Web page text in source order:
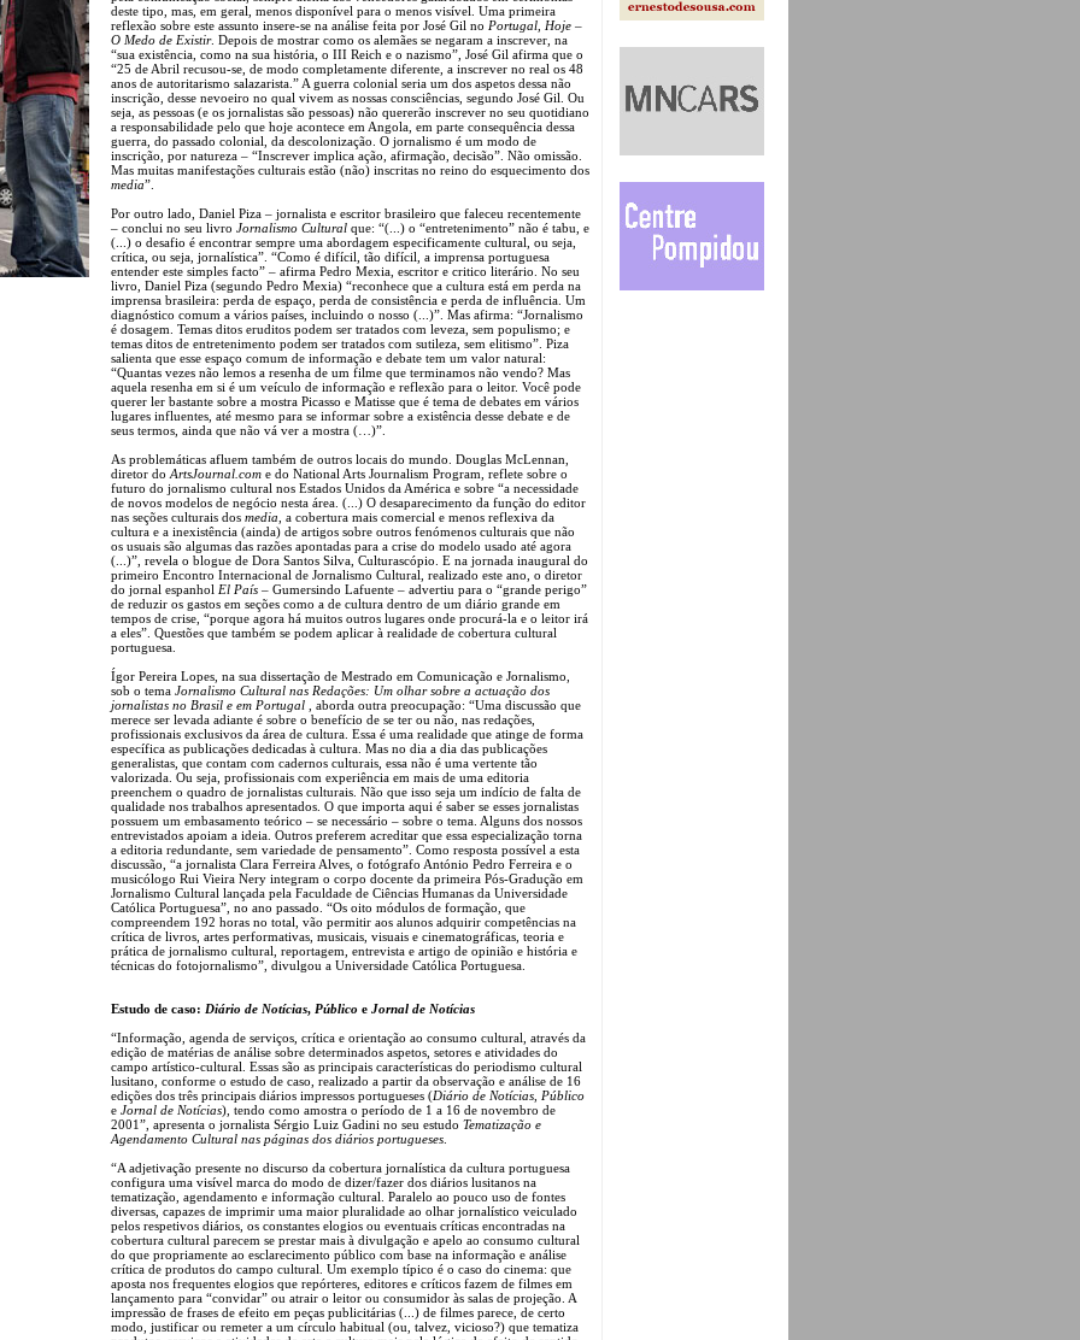
deste tipo, mas, em geral, menos disponível para o menos visível. Uma primeira
reflexão sobre este assunto insere-se na análise feita por José Gil no Portugal, Hoje –
O Medo de Existir. Depois de mostrar como os alemães se negaram a inscrever, na
“sua existência, como na sua história, o III Reich e o nazismo”, José Gil afirma que o
“25 de Abril recusou-se, de modo completamente diferente, a inscrever no real os 48
anos de autoritarismo salazarista.” A guerra colonial seria um dos aspetos dessa não
inscrição, desse nevoeiro no qual vivem as nossas consciências, segundo José Gil. Ou
seja, as pessoas (e os jornalistas são pessoas) não quererão inscrever no seu quotidiano
a responsabilidade pelo que hoje acontece em Angola, em parte consequência dessa
guerra, do passado colonial, da descolonização. O jornalismo é um modo de
inscrição, por natureza – “Inscrever implica ação, afirmação, decisão”. Não omissão.
Mas muitas manifestações culturais estão (não) inscritas no reino do esquecimento dos
media”.
Por outro lado, Daniel Piza – jornalista e escritor brasileiro que faleceu recentemente
– conclui no seu livro Jornalismo Cultural que: “(...) o “entretenimento” não é tabu, e
(...) o desafio é encontrar sempre uma abordagem especificamente cultural, ou seja,
crítica, ou seja, jornalística”. “Como é difícil, tão difícil, a imprensa portuguesa
entender este simples facto” – afirma Pedro Mexia, escritor e critico literário. No seu
livro, Daniel Piza (segundo Pedro Mexia) “reconhece que a cultura está em perda na
imprensa brasileira: perda de espaço, perda de consistência e perda de influência. Um
diagnóstico comum a vários países, incluindo o nosso (...)”. Mas afirma: “Jornalismo
é dosagem. Temas ditos eruditos podem ser tratados com leveza, sem populismo; e
temas ditos de entretenimento podem ser tratados com sutileza, sem elitismo”. Piza
salienta que esse espaço comum de informação e debate tem um valor natural:
“Quantas vezes não lemos a resenha de um filme que terminamos não vendo? Mas
aquela resenha em si é um veículo de informação e reflexão para o leitor. Você pode
querer ler bastante sobre a mostra Picasso e Matisse que é tema de debates em vários
lugares influentes, até mesmo para se informar sobre a existência desse debate e de
seus termos, ainda que não vá ver a mostra (…)”.
As problemáticas afluem também de outros locais do mundo. Douglas McLennan,
diretor do ArtsJournal.com e do National Arts Journalism Program, reflete sobre o
futuro do jornalismo cultural nos Estados Unidos da América e sobre “a necessidade
de novos modelos de negócio nesta área. (...) O desaparecimento da função do editor
nas seções culturais dos media , a cobertura mais comercial e menos reflexiva da
cultura e a inexistência (ainda) de artigos sobre outros fenómenos culturais que não
os usuais são algumas das razões apontadas para a crise do modelo usado até agora
(...)”, revela o blogue de Dora Santos Silva, Culturascópio. E na jornada inaugural do
primeiro Encontro Internacional de Jornalismo Cultural, realizado este ano, o diretor
do jornal espanhol El País – Gumersindo Lafuente – advertiu para o “grande perigo”
de reduzir os gastos em seções como a de cultura dentro de um diário grande em
tempos de crise, “porque agora há muitos outros lugares onde procurá-la e o leitor irá
a eles”. Questões que também se podem aplicar à realidade de cobertura cultural
portuguesa.
Ígor Pereira Lopes, na sua dissertação de Mestrado em Comunicação e Jornalismo,
sob o tema Jornalismo Cultural nas Redações: Um olhar sobre a actuação dos
jornalistas no Brasil e em Portugal
, aborda outra preocupação: “Uma discussão que
merece ser levada adiante é sobre o benefício de se ter ou não, nas redações,
profissionais exclusivos da área de cultura. Essa é uma realidade que atinge de forma
específica as publicações dedicadas à cultura. Mas no dia a dia das publicações
generalistas, que contam com cadernos culturais, essa não é uma vertente tão
valorizada. Ou seja, profissionais com experiência em mais de uma editoria
preenchem o quadro de jornalistas culturais. Não que isso seja um indício de falta de
qualidade nos trabalhos apresentados. O que importa aqui é saber se esses jornalistas
possuem um embasamento teórico – se necessário – sobre o tema. Alguns dos nossos
entrevistados apoiam a ideia. Outros preferem acreditar que essa especialização torna
a editoria redundante, sem variedade de pensamento”. Como resposta possível a esta
discussão, “a jornalista Clara Ferreira Alves, o fotógrafo António Pedro Ferreira e o
musicólogo Rui Vieira Nery integram o corpo docente da primeira Pós-Gradução em
Jornalismo Cultural lançada pela Faculdade de Ciências Humanas da Universidade
Católica Portuguesa”, no ano passado. “Os oito módulos de formação, que
compreendem 192 horas no total, vão permitir aos alunos adquirir competências na
crítica de livros, artes performativas, musicais, visuais e cinematográficas, teoria e
prática de jornalismo cultural, reportagem, entrevista e artigo de opinião e história e
técnicas do fotojornalismo”, divulgou a Universidade Católica Portuguesa.
Estudo de caso: Diário de Notícias, Público e Jornal de Notícias
“Informação, agenda de serviços, crítica e orientação ao consumo cultural, através da
edição de matérias de análise sobre determinados aspetos, setores e atividades do
campo artístico-cultural. Essas são as principais características do periodismo cultural
lusitano, conforme o estudo de caso, realizado a partir da observação e análise de 16
edições dos três principais diários impressos portugueses (Diário de Notícias Público
e Jornal de Notícias), tendo como amostra o período de 1 a 16 de novembro de
2001”, apresenta o jornalista Sérgio Luiz Gadini no seu estudo Tematização e
Agendamento Cultural nas páginas dos diários portugueses
“A adjetivação presente no discurso da cobertura jornalística da cultura portuguesa
configura uma visível marca do modo de dizer/fazer dos diários lusitanos na
tematização, agendamento e informação cultural. Paralelo ao pouco uso de fontes
diversas, capazes de imprimir uma maior pluralidade ao olhar jornalístico veiculado
pelos respetivos diários, os constantes elogios ou eventuais críticas encontradas na
cobertura cultural parecem se prestar mais à divulgação e apelo ao consumo cultural
do que propriamente ao esclarecimento público com base na informação e análise
crítica de produtos do campo cultural. Um exemplo típico é o caso do cinema: que
aposta nos frequentes elogios que repórteres, editores e críticos fazem de filmes em
lançamento para “convidar” ou atrair o leitor ou consumidor às salas de projeção. A
impressão de frases de efeito em peças publicitárias (...) de filmes parece, de certo
modo, justificar ou remeter a um círculo habitual (ou, talvez, vicioso?) que tematiza